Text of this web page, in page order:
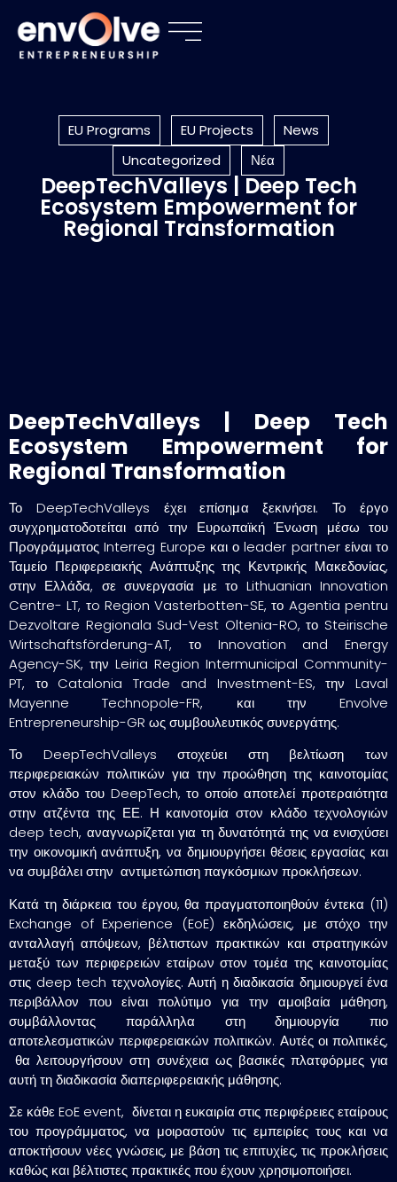
EU Programs EU Projects
News
Uncategorized
Νέα
DeepTechValleys | Deep Tech
Ecosystem Empowerment for
Regional Transformation
DeepTechValleys | Deep Tech
Ecosystem Empowerment for
Regional Transformation
Το DeepTechValleys έχει επίσημα ξεκινήσει. Το έργο
συγχρηματοδοτείται από την Ευρωπαϊκή Ένωση μέσω του
Προγράμματος Interreg Europe και ο leader partner είναι το
Ταμείο Περιφερειακής Ανάπτυξης της Κεντρικής Μακεδονίας,
στην Ελλάδα, σε συνεργασία με το Lithuanian Innovation
Centre- LT, τo Region Vasterbotten-SE, το Agentia pentru
Dezvoltare Regionala Sud-Vest Oltenia-RO, το Steirische
Wirtschaftsförderung-AT, το Innovation and Energy
Agency-SK, την Leiria Region Intermunicipal Community-
PT, το Catalonia Trade and Investment-ES, την Laval
Mayenne Technopole-FR, και την Envolve
Entrepreneurship-GR ως συμβουλευτικός συνεργάτης.
Το DeepTechValleys στοχεύει στη βελτίωση των
περιφερειακών πολιτικών για την προώθηση της καινοτομίας
στον κλάδο του DeepTech, το οποίο αποτελεί προτεραιότητα
στην ατζέντα της ΕΕ. Η καινοτομία στον κλάδο τεχνολογιών
deep tech, αναγνωρίζεται για τη δυνατότητά της να ενισχύσει
την οικονομική ανάπτυξη, να δημιουργήσει θέσεις εργασίας και
να συμβάλει στην αντιμετώπιση παγκόσμιων προκλήσεων.
Κατά τη διάρκεια του έργου, θα πραγματοποιηθούν έντεκα (11)
Exchange of Experience (EoE) εκδηλώσεις, με στόχο την
ανταλλαγή απόψεων, βέλτιστων πρακτικών και στρατηγικών
μεταξύ των περιφερειών εταίρων στον τομέα της καινοτομίας
στις deep tech τεχνολογίες. Αυτή η διαδικασία δημιουργεί ένα
περιβάλλον που είναι πολύτιμο για την αμοιβαία μάθηση,
συμβάλλοντας παράλληλα στη δημιουργία πιο
αποτελεσματικών περιφερειακών πολιτικών. Αυτές οι πολιτικές,
θα λειτουργήσουν στη συνέχεια ως βασικές πλατφόρμες για
αυτή τη διαδικασία διαπεριφερειακής μάθησης.
Σε κάθε EoE event, δίνεται η ευκαιρία στις περιφέρειες εταίρους
του προγράμματος, να μοιραστούν τις εμπειρίες τους και να
αποκτήσουν νέες γνώσεις, με βάση τις επιτυχίες, τις προκλήσεις
καθώς και βέλτιστες πρακτικές που έχουν χρησιμοποιήσει.